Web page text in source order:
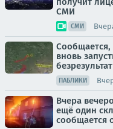
СМИ
СМИ
Сообщается,
вновь
ПАБЛИКИ
Вчера
ещё один
сообщается